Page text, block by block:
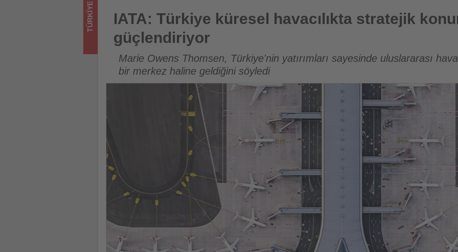
IATA: Türkiye küresel havacılıkta stratejik konumunu güçlendiriyor
TÜRKIYE
IATA: Türkiye küresel havacılıkta stratejik
güçlendiriyor
Marie Owens Thomsen, Türkiye'nin yatırımları sayesinde uluslararası hava
bir merkez haline geldiğini söyledi